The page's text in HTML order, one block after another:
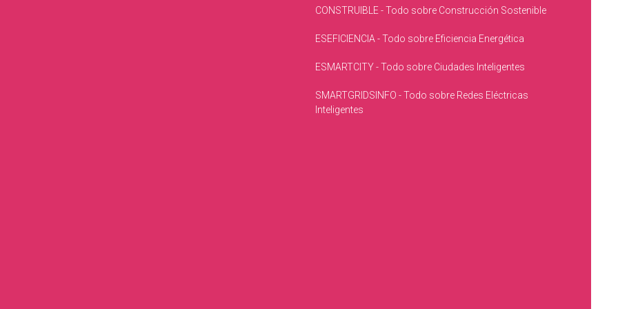
CONSTRUIBLE - Todo sobre Construcción Sostenible
ESEFICIENCIA - Todo sobre Eficiencia Energética
ESMARTCITY - Todo sobre Ciudades Inteligentes
SMARTGRIDSINFO - Todo sobre Redes Eléctricas
Inteligentes